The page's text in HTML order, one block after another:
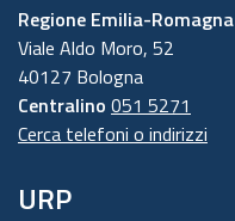
Regione Emilia-Romagna
Viale Aldo Moro, 52
40127 Bologna
Centralino 051 5271
Cerca telefoni o indirizzi
URP